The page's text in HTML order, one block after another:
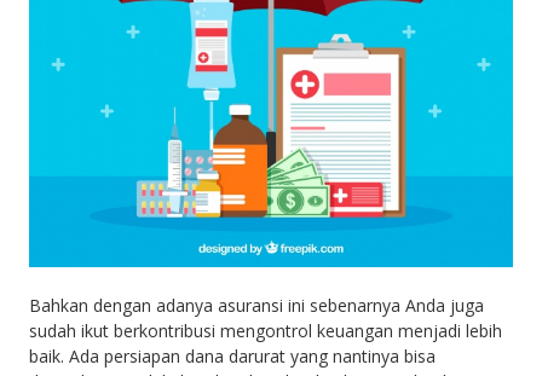
Bahkan dengan adanya asuransi ini sebenarnya Anda juga
sudah ikut berkontribusi mengontrol keuangan menjadi lebih
baik. Ada persiapan dana darurat yang nantinya bisa